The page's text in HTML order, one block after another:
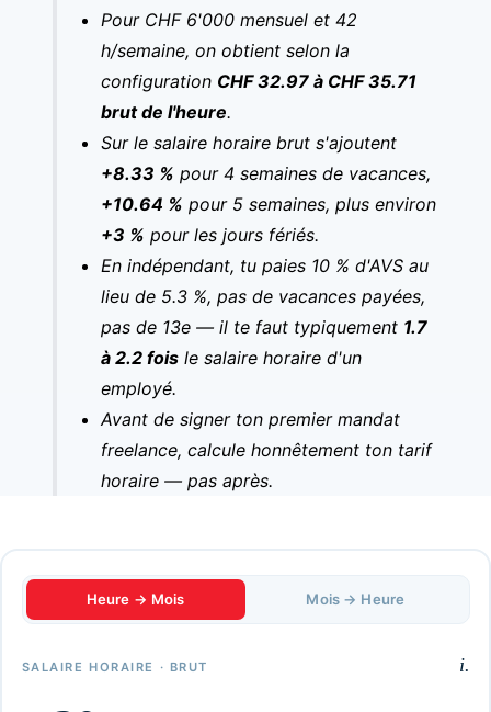
Pour CHF 6'000 mensuel et 42
h/semaine, on obtient selon la
configuration CHF 32.97 à CHF 35.71
brut de l'heure.
Sur le salaire horaire brut s'ajoutent
+8.33 % pour 4 semaines de vacances,
+10.64 % pour 5 semaines, plus environ
+3 % pour les jours fériés.
En indépendant, tu paies 10 % d'AVS au
lieu de 5.3 %, pas de vacances payées,
pas de 13e — il te faut typiquement 1.7
à 2.2 fois le salaire horaire d'un
employé.
Avant de signer ton premier mandat
freelance, calcule honnêtement ton tarif
horaire — pas après.
Heure → Mois Mois → Heure
SALAIRE HORAIRE · BRUT i.